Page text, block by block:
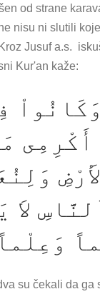
od strane
nisu ni slutili
Jusuf a.s.
Kur'an kaže:
لاَ
su čekali da